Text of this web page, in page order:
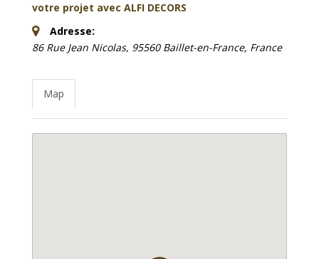
votre projet avec ALFI DECORS
Adresse:
86 Rue Jean Nicolas, 95560 Baillet-en-France, France
Map